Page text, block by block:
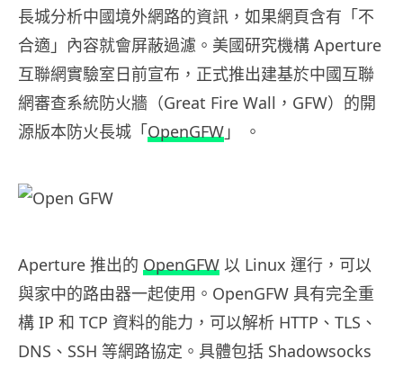
長城分析中國境外網路的資訊，如果網頁含有「不
合適」內容就會屏蔽過濾。美國研究機構 Aperture
互聯網實驗室日前宣布，正式推出建基於中國互聯
網審查系統防火牆（Great Fire Wall，GFW）的開
源版本防火長城「OpenGFW 」 。
Aperture 推出的 OpenGFW 以 Linux 運行，可以
與家中的路由器一起使用。OpenGFW 具有完全重
構 IP 和 TCP 資料的能力，可以解析 HTTP、TLS、
DNS、SSH 等網路協定。具體包括 Shadowsocks